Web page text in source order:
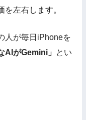
左右します。
人が毎日iPhoneを
AIがGemini」 とい